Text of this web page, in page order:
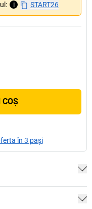
i START26
COŞ
în 3 pași